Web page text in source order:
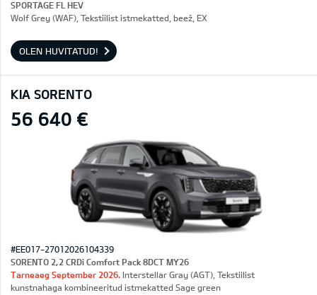
SPORTAGE FL HEV
Wolf Grey (WAF), Tekstiilist istmekatted, beež, EX
OLEN HUVITATUD!
KIA SORENTO
56 640 €
#EE017-27012026104339
SORENTO 2,2 CRDi Comfort Pack 8DCT MY26
Tarneaeg September 2026. Interstellar Gray (AGT), Tekstiilist
kunstnahaga kombineeritud istmekatted Sage green